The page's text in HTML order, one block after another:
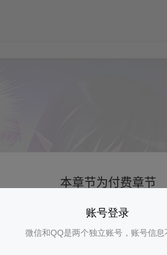
账号登录
微信和QQ是两个独立账号，账号信息